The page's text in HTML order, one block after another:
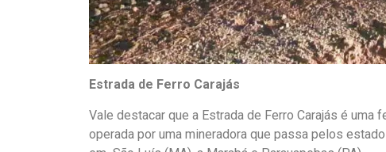
Estrada de Ferro Carajás
Vale destacar que a Estrada de Ferro Carajás é
operada por uma mineradora que passa pelos